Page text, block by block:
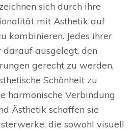
sich durch ihre
mit Ästhetik auf
kombinieren. Jedes ihrer
ausgelegt, den
gerecht zu werden,
Schönheit zu
harmonische Verbindung
Ästhetik schaffen sie
die sowohl visuell